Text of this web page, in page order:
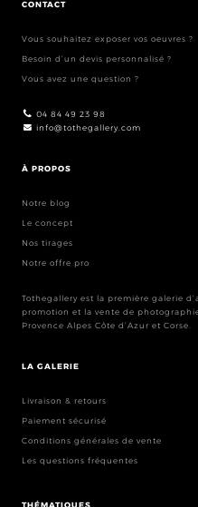
CONTACT
Vous souhaitez exposer vos oeuvres ?
Besoin d’un devis personnalisé ?
Vous avez une question ?
04 84 49 23 98
info@tothegallery.com
À PROPOS
Notre blog
Le concept
Nos tirages
Notre offre pro
Tothegallery est la première galerie
promotion et la vente de
Provence Alpes Côte d’Azur et Corse.
LA GALERIE
Livraison & retours
Paiement sécurisé
Conditions générales de vente
Les questions fréquentes
THÉMATIQUES